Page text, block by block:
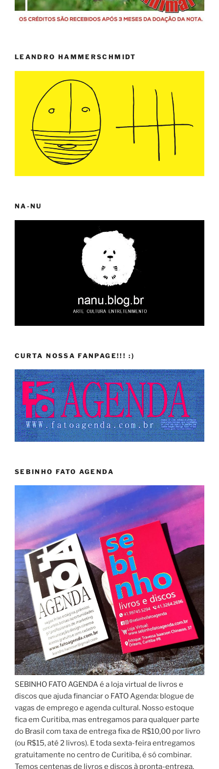
LEANDRO HAMMERSCHMIDT
NA-NU
CURTA NOSSA FANPAGE!!! :)
SEBINHO FATO AGENDA
SEBINHO FATO AGENDA é a loja virtual de livros e
discos que ajuda financiar o FATO Agenda: blogue de
vagas de emprego e agenda cultural. Nosso estoque
fica em Curitiba, mas entregamos para qualquer parte
do Brasil com taxa de entrega fixa de R$10,00 por livro
(ou R$15, até 2 livros). E toda sexta-feira entregamos
gratuitamente no centro de Curitiba, é só combinar.
Temos centenas de livros e discos à pronta-entrega.